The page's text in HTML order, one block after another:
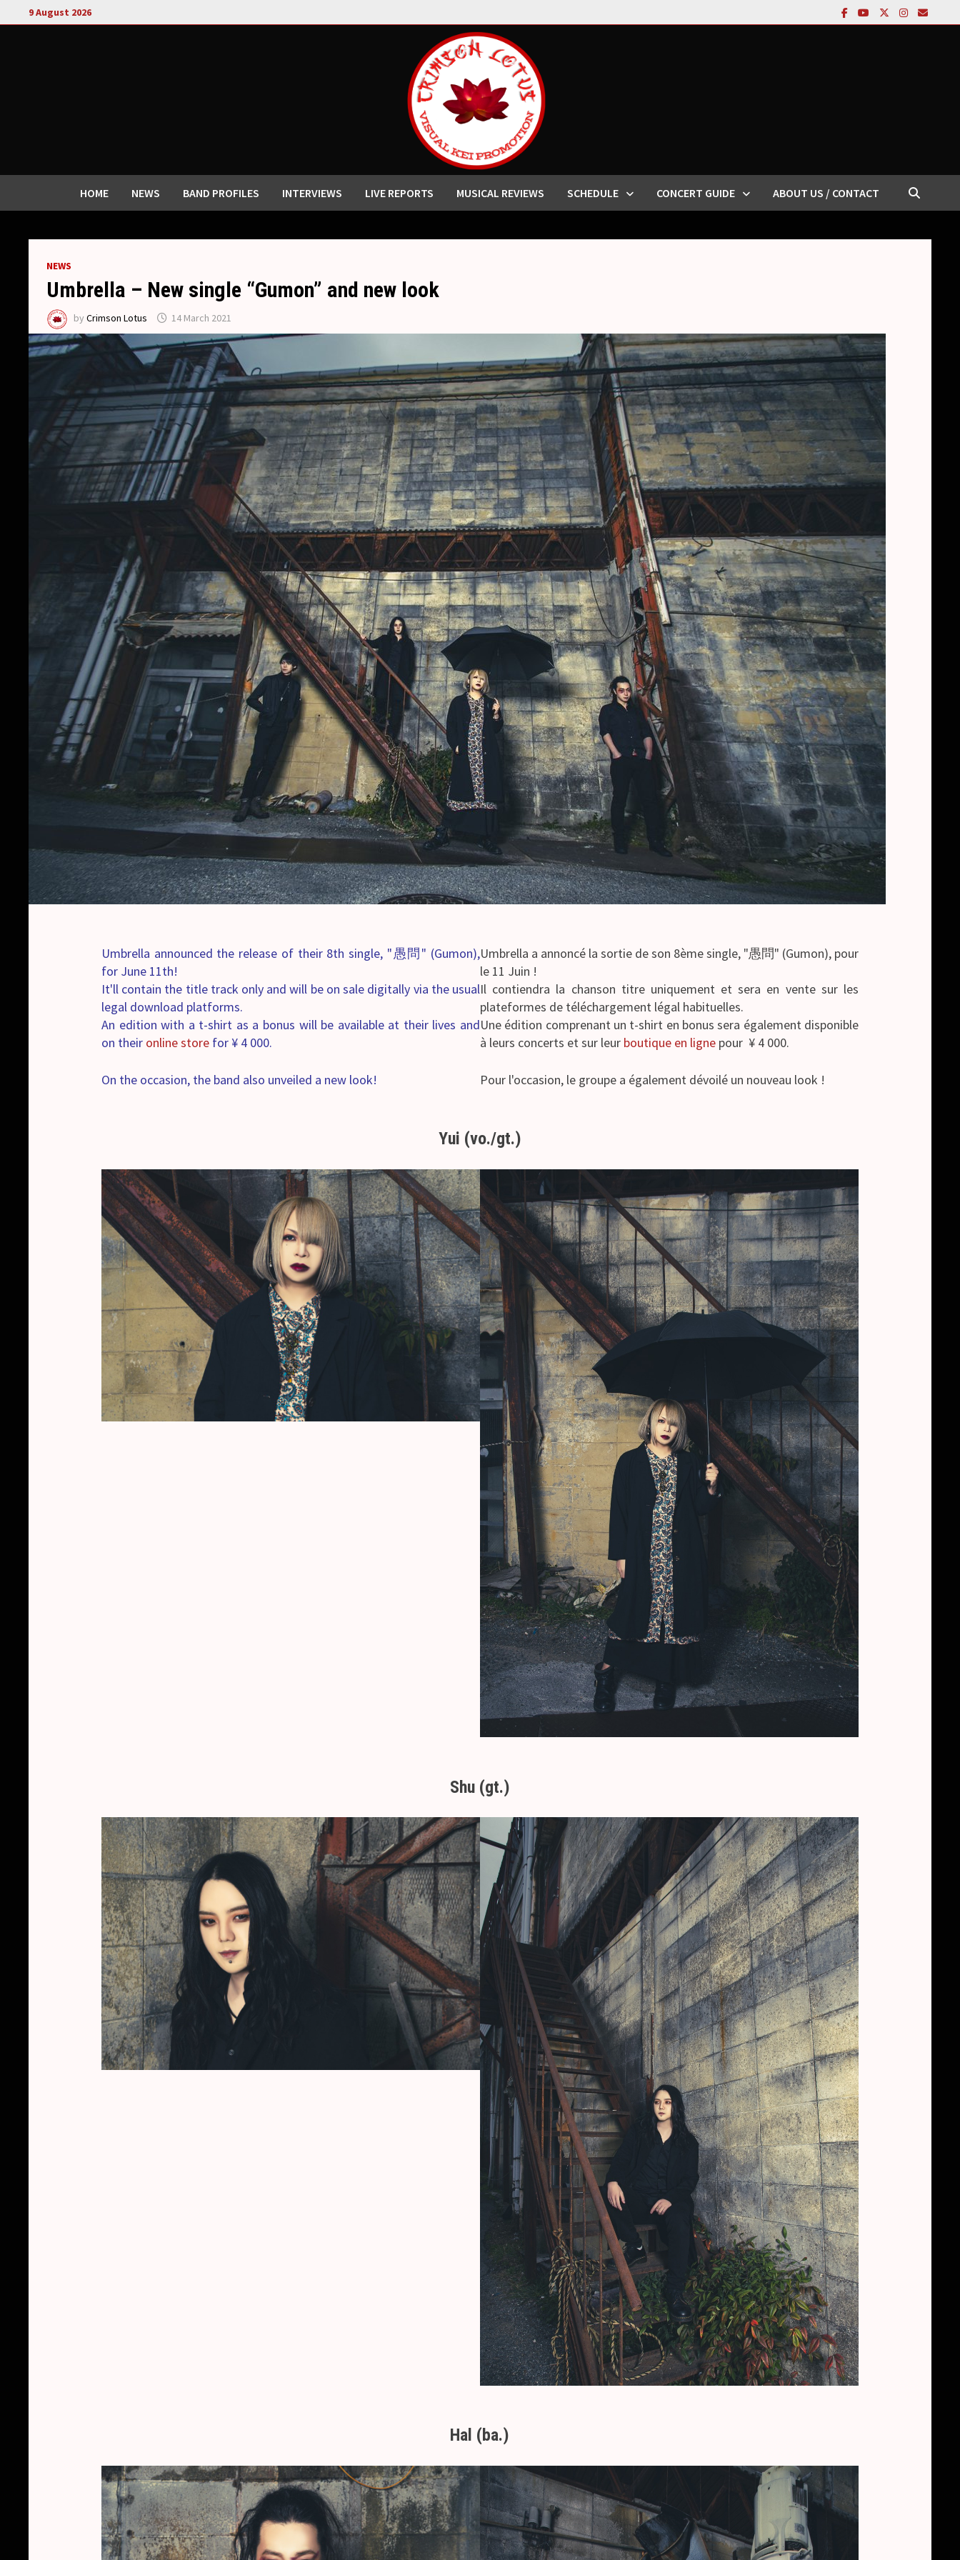
to
9 August 2026
HOME NEWS BAND PROFILES INTERVIEWS LIVE REPORTS MUSICAL REVIEWS SCHEDULE CONCERT GUIDE ABOUT US / CONTACT
NEWS
Umbrella – New single “Gumon” and new look
byCrimson Lotus 14 March 2021
Umbrella announced the release of their 8th single, "愚問" (Gumon),
for June 11th!
It'll contain the title track only and will be on sale digitally via the usual
legal download platforms.
An edition with a t-shirt as a bonus will be available at their lives and
on their online storefor ¥ 4 000.
On the occasion, the band also unveiled a new look!
Umbrella a annoncé la sortie de son 8ème single, "愚問" (Gumon), pour
le 11 Juin !
Il contiendra la chanson titre uniquement et sera en vente sur les
plateformes de téléchargement légal habituelles.
Une édition comprenant un t-shirt en bonus sera également disponible
à leurs concerts et sur leur boutique en lignepour ¥ 4 000.
Pour l'occasion, le groupe a également dévoilé un nouveau look !
Yui (vo./gt.)
Shu (gt.)
Hal (ba.)